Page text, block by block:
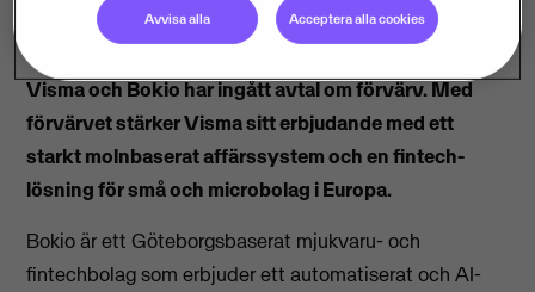
Visma och Bokio har ingått avtal om förvärv. Med
förvärvet stärker Visma sitt erbjudande med ett
starkt molnbaserat affärssystem och en fintech-
lösning för små och microbolag i Europa.
Bokio är ett Göteborgsbaserat mjukvaru- och
fintechbolag som erbjuder ett automatiserat och AI-
Avvisa alla Acceptera alla cookies